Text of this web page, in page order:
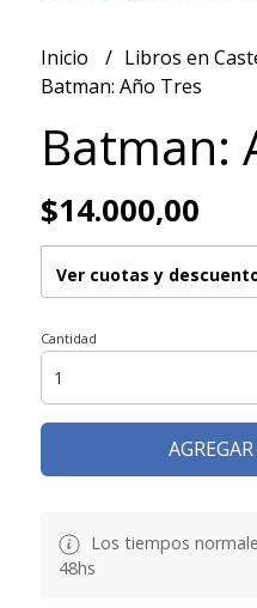
Inicio
Libros en
Batman: Año Tres
Batman:
$14.000,00
Ver cuotas y
Cantidad
Los tiempos
48hs